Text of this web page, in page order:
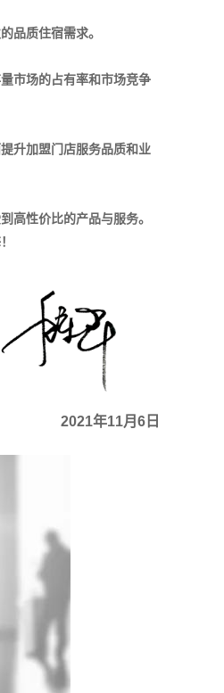
品质住宿需求。
市场的占有率和市场竞争
升加盟门店服务品质和业
高性价比的产品与服务。
2021年11月6日